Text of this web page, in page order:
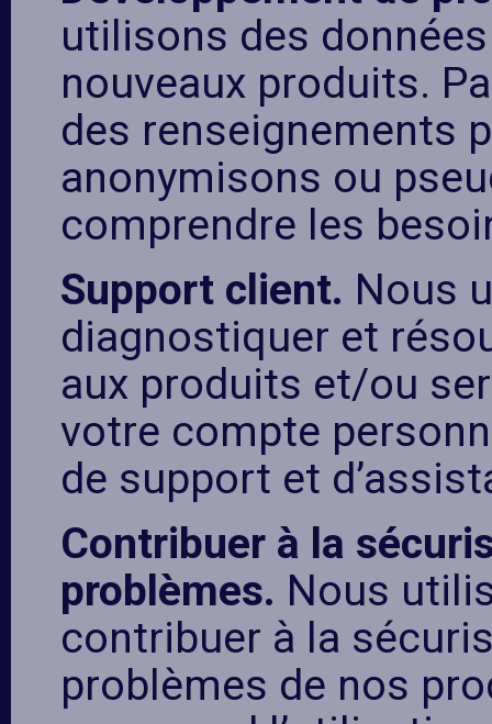
utilisons des
nouveaux produits.
des renseignements
anonymisons ou
comprendre les
Support client. Nous
diagnostiquer et
aux produits et/ou
votre compte
de support et
Contribuer à la
problèmes. Nous
contribuer à la
problèmes de nos